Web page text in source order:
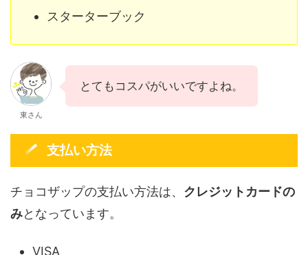
スターターブック
東さん
とてもコスパがいいですよね。
支払い方法
チョコザップの支払い方法は、 クレジットカードの
みとなっています。
VISA